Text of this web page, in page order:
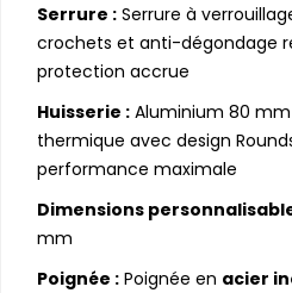
Serrure : Serrure à
crochets et anti-dégondage
protection accrue
Huisserie : Aluminium 80
thermique avec design
performance maximale
Dimensions
mm
Poignée : Poignée en acier